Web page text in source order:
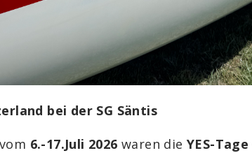
bei der SG Säntis
6.-17.Juli 2026waren dieYES-Tage